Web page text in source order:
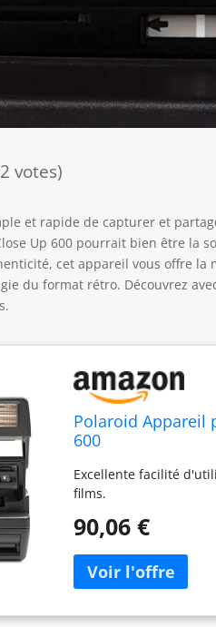
votes)
et rapide de capturer et
Up 600 pourrait bien être la
cet appareil vous offre
du format rétro. Découvrez
Polaroid Appareil
600
Excellente facilité
films.
90,06 €